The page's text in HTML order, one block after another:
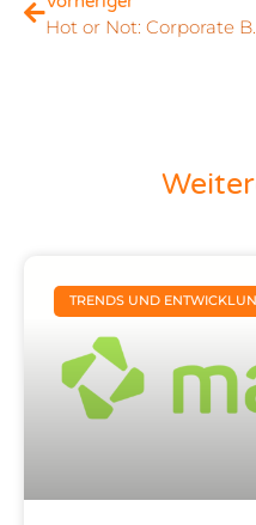
Hot or
TRENDS UND